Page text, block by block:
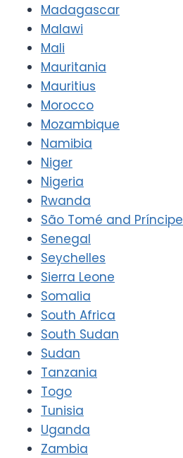
Madagascar
Malawi
Mali
Mauritania
Mauritius
Morocco
Mozambique
Namibia
Niger
Nigeria
Rwanda
São Tomé and Príncipe
Senegal
Seychelles
Sierra Leone
Somalia
South Africa
South Sudan
Sudan
Tanzania
Togo
Tunisia
Uganda
Zambia